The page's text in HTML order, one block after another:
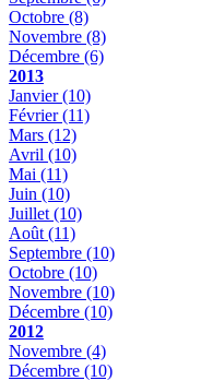
Octobre (8)
Novembre (8)
Décembre (6)
2013
Janvier(10)
Février(11)
Mars (12)
Avril (10)
Mai (11)
Juin (10)
Juillet (10)
Août (11)
Septembre (10)
Octobre (10)
Novembre (10)
Décembre (10)
2012
Novembre (4)
Décembre (10)